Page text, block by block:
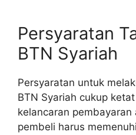
Persyaratan
BTN Syariah
Persyaratan untuk
BTN Syariah cukup
kelancaran pembayaran
pembeli harus